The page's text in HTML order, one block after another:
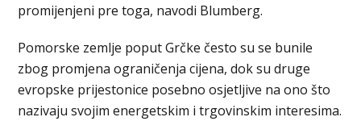
promiјenjeni pre toga, navodi Blumberg.
Pomorske zemlje poput Grčke često su se bunile
zbog promјena ograničenja ciјena, dok su druge
evropske priјestonice posebno osјetljive na ono što
nazivaju svojim energetskim i trgovinskim interesima.